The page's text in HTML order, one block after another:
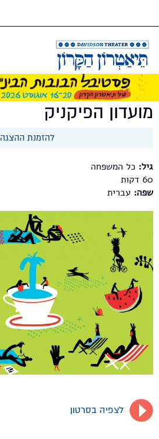
מועדון הפיקניק
להזמנת ההצגה
גיל: כל המשפחה
60
שפה: עברית
לצפיה בסרטון